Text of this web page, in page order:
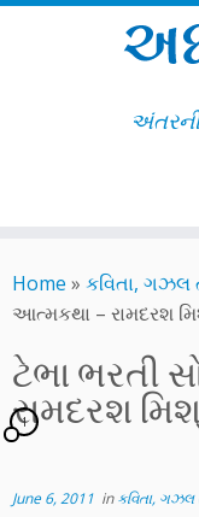
to
content
Home » કવિતા, ગઝલ
આત્મકથા – રામદરશ
ટેભા ભરતી
રામદરશ
1
June 6, 2011 inકવિતા, ગઝલ